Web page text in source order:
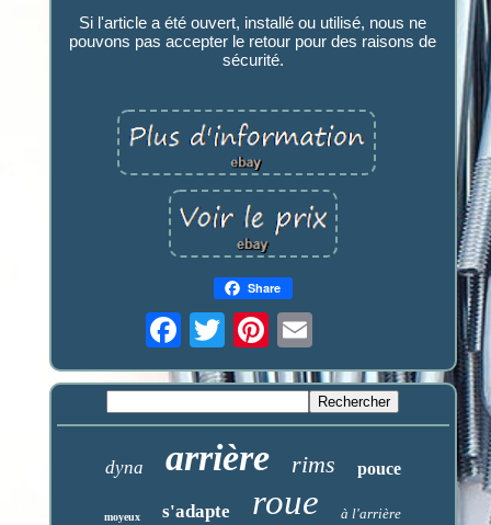
Si l'article a été ouvert, installé ou utilisé, nous ne
pouvons pas accepter le retour pour des raisons de
sécurité.
Share
dyna arrière rims pouce
moyeux s'adapte roue à l'arrière